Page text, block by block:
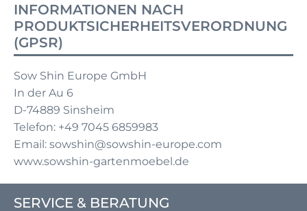
INFORMATIONEN NACH
PRODUKTSICHERHEITSVERORDNUNG
(GPSR)
Sow Shin Europe GmbH
In der Au 6
D-74889 Sinsheim
Telefon: +49 7045 6859983
Email: sowshin@sowshin-europe.com
www.sowshin-gartenmoebel.de
SERVICE & BERATUNG